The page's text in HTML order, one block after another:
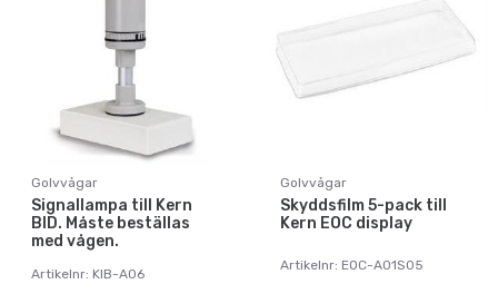
Golvvågar
Signallampa till Kern
BID. Måste beställas
med vågen.
Artikelnr: KIB-A06
Golvvågar
Skyddsfilm 5-pack till
Kern EOC display
Artikelnr: EOC-A01S05